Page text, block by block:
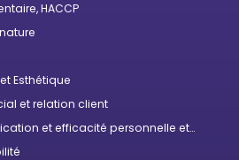
HACCP
Esthétique
et relation client
et efficacité personnelle et